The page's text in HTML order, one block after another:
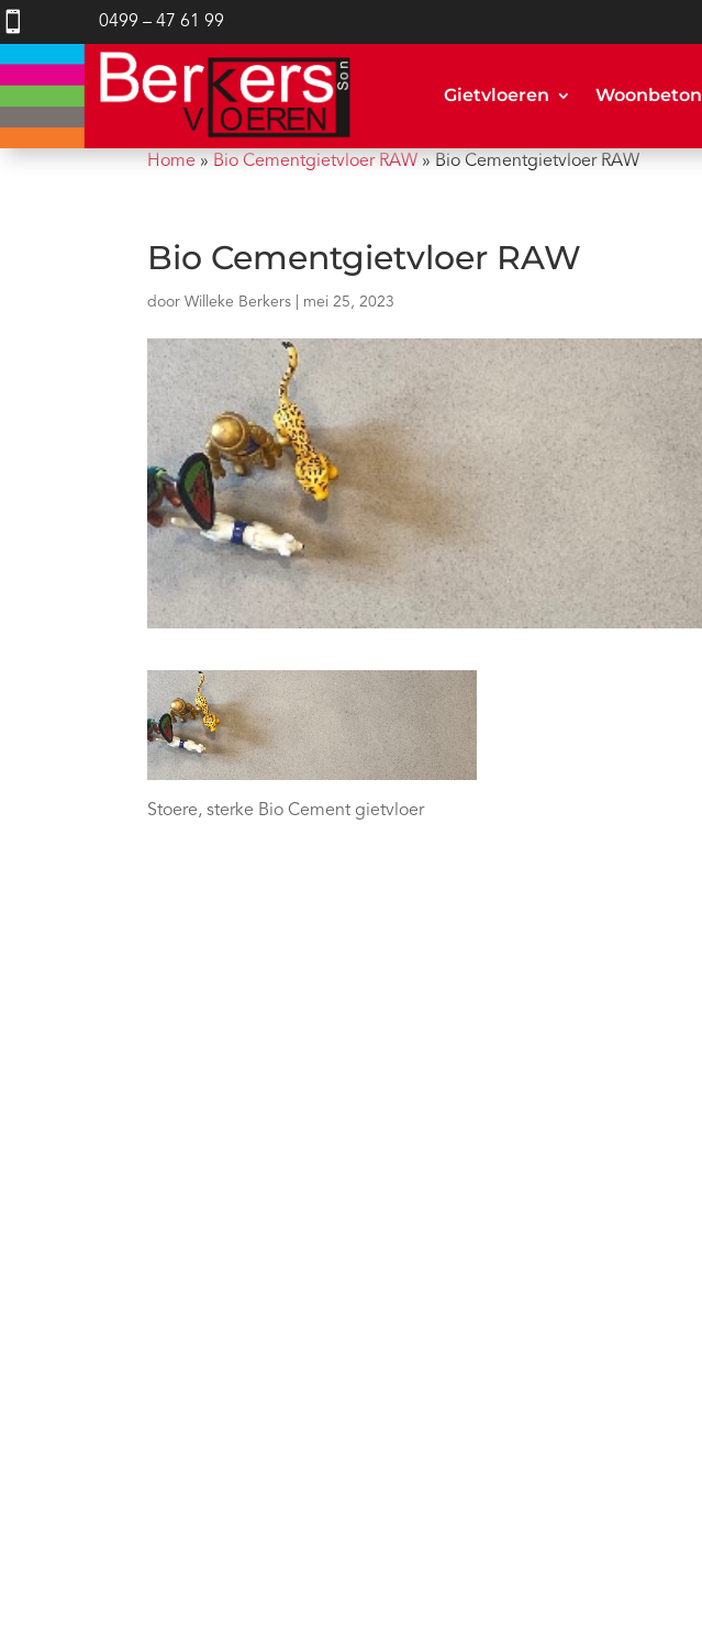
 0499 – 47 61 99
Gietvloeren Woonbeton
Home » Bio Cementgietvloer RAW » Bio Cementgietvloer RAW
Bio Cementgietvloer RAW
doorWilleke Berkers mei 25, 2023
Stoere, sterke Bio Cement gietvloer